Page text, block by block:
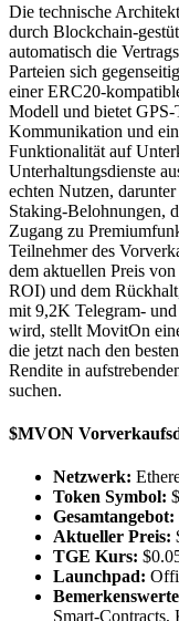
Die technische
durch Blockchain-
automatisch die
Parteien sich
einer ERC20-
Modell und bietet
Kommunikation und
Funktionalität auf
Unterhaltungsdienste
echten Nutzen,
Staking-Belohnungen,
Zugang zu
Teilnehmer des
dem aktuellen Preis
ROI) und dem
mit 9,2K Telegram-
wird, stellt MovitOn
die jetzt nach den
Rendite in
suchen.
$MVON
Netzwerk:
Token Symbol:
Gesamtangebot:
Aktueller Preis:
TGE Kurs:
Launchpad:
Smart-